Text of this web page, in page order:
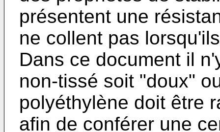
présentent une
ne collent pas
Dans ce document il
non-tissé soit "doux"
polyéthylène doit être
afin de conférer une